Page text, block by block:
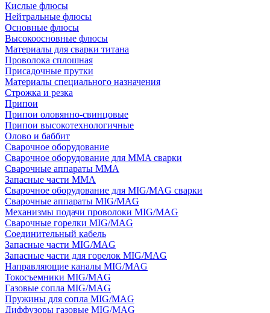
Кислые флюсы
Нейтральные флюсы
Основные флюсы
Высокоосновные флюсы
Материалы для сварки титана
Проволока сплошная
Присадочные прутки
Материалы специального назначения
Строжка и резка
Припои
Припои оловянно-свинцовые
Припои высокотехнологичные
Олово и баббит
Сварочное оборудование
Сварочное оборудование для MMA сварки
Сварочные аппараты MMA
Запасные части MMA
Сварочное оборудование для MIG/MAG сварки
Сварочные аппараты MIG/MAG
Механизмы подачи проволоки MIG/MAG
Сварочные горелки MIG/MAG
Соединительный кабель
Запасные части MIG/MAG
Запасные части для горелок MIG/MAG
Направляющие каналы MIG/MAG
Токосъемники MIG/MAG
Газовые сопла MIG/MAG
Пружины для сопла MIG/MAG
Диффузоры газовые MIG/MAG